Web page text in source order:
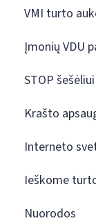
VMI turto
Įmonių VDU
STOP šešėliui
Krašto
Interneto
Ieškome
Nuorodos